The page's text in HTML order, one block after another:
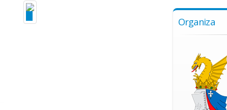
Organiza